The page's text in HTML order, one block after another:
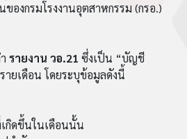
ของกรมโรงงานอุตสาหกรรม (กรอ.)
รายงาน วอ.21 ซึ่งเป็น “บัญชี
ายเดือน โดยระบุข้อมูลดังนี้
กิดขึ้นในเดือนนั้น